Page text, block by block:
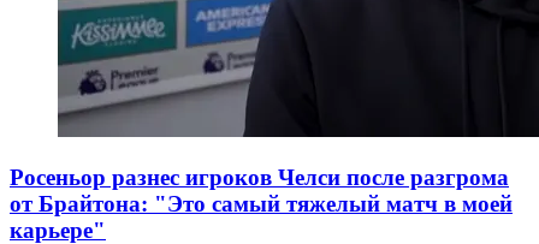
Росеньор разнес игроков Челси после разгрома
от Брайтона: "Это самый тяжелый матч в моей
карьере"